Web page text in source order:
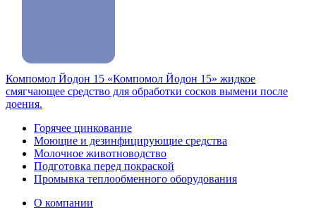
Компомол Йодон 15 «Компомол Йодон 15» жидкое
смягчающее средство для обработки сосков вымени после
доения.
Горячее цинкование
Моющие и дезинфицирующие средства
Молочное животноводство
Подготовка перед покраской
Промывка теплообменного оборудования
О компании